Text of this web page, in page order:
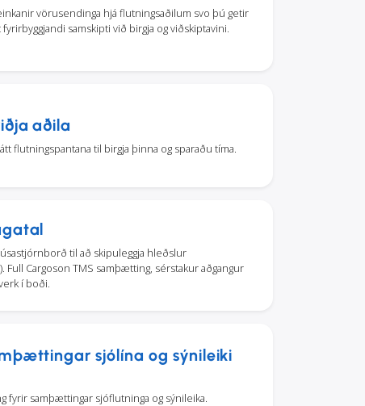
vörusendinga hjá flutningsaðilum svo þú getir
samskipti við birgja og viðskiptavini.
aðila
flutningspantana til birgja þinna og sparaðu tíma.
til að skipuleggja hleðslur
Full Cargoson TMS samþætting, sérstakur aðgangur
í boði.
sjólína og sýnileiki
fyrir samþættingar sjóflutninga og sýnileika.